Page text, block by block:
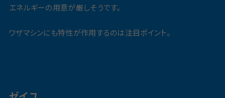
エネルギーの用意が厳しそうです。
ワザマシンにも特性が作用するのは注目ポイント。